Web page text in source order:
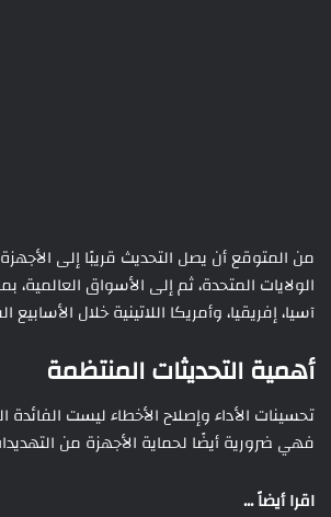
من المتوقع أن يصل التحديث قريبًا إلى
الولايات المتحدة، ثم إلى الأسواق العالمية،
آسيا، إفريقيا، وأمريكا اللاتينية خلال الأسابيع
أهمية التحديثات المنتظمة
تحسينات الأداء وإصلاح الأخطاء ليست الفائدة
فهي ضرورية أيضًا لحماية الأجهزة من
اقرا أيضاً ...